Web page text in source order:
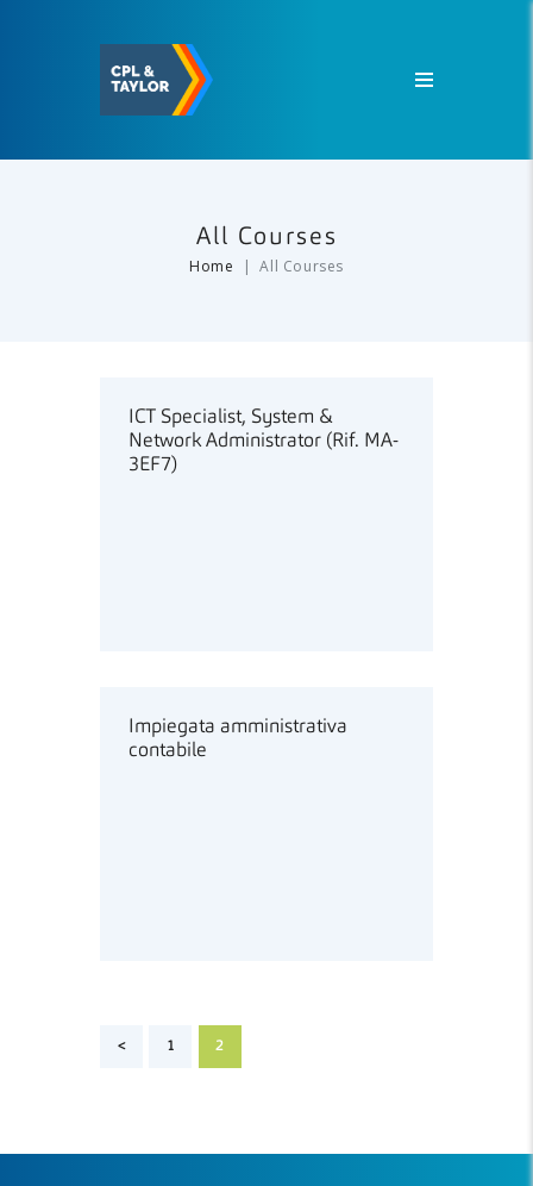
All Courses
Home All Courses
ICT Specialist, System &
Network Administrator (Rif. MA-
3EF7)
Impiegata amministrativa
contabile
Paginazione
< PAGE
1 PAGE
2